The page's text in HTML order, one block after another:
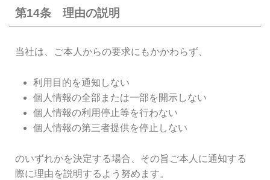
第14条 理由の説明
当社は、ご本人からの要求にもかかわらず、
利用目的を通知しない
個人情報の全部または一部を開示しない
個人情報の利用停止等を行わない
個人情報の第三者提供を停止しない
のいずれかを決定する場合、その旨ご本人に通知する
際に理由を説明するよう努めます。